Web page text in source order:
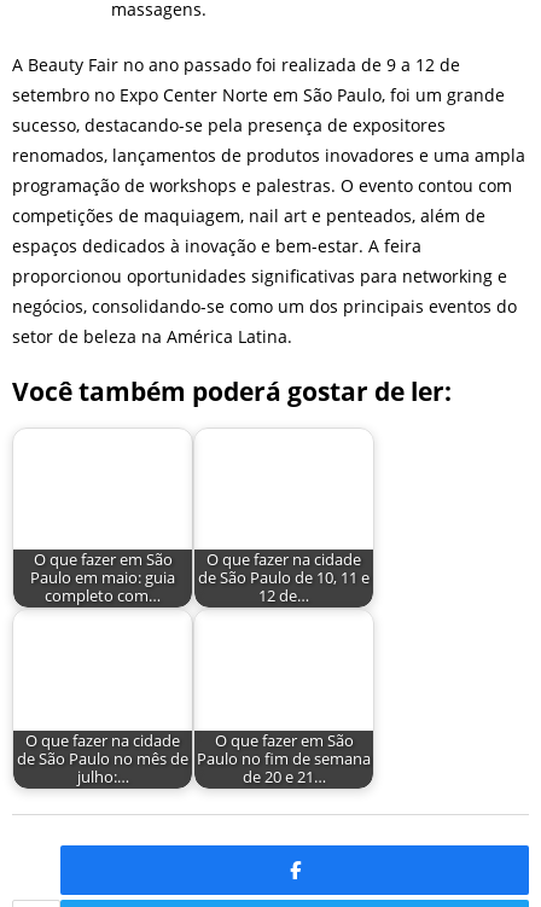
massagens.
A Beauty Fair no ano passado foi realizada de 9 a 12 de
setembro no Expo Center Norte em São Paulo, foi um grande
sucesso, destacando-se pela presença de expositores
renomados, lançamentos de produtos inovadores e uma ampla
programação de workshops e palestras. O evento contou com
competições de maquiagem, nail art e penteados, além de
espaços dedicados à inovação e bem-estar. A feira
proporcionou oportunidades significativas para networking e
negócios, consolidando-se como um dos principais eventos do
setor de beleza na América Latina.
Você também poderá gostar de ler:
O que fazer em São
Paulo em maio: guia
completo com…
O que fazer na cidade
de São Paulo de 10, 11 e
12 de…
O que fazer na cidade
de São Paulo no mês de
julho:…
O que fazer em São
Paulo no fim de semana
de 20 e 21…